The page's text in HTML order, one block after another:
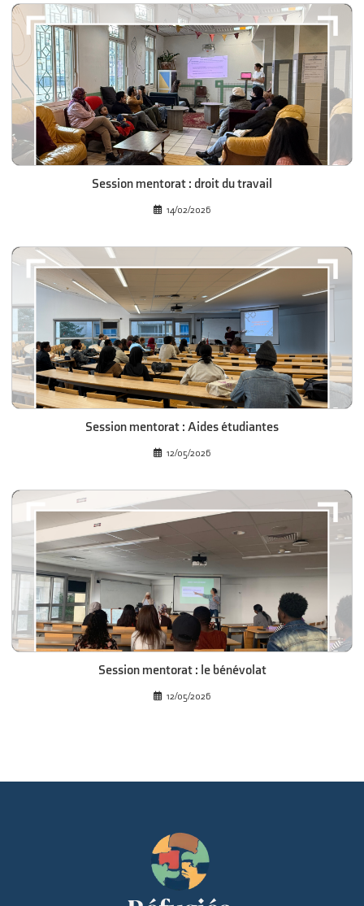
Session mentorat : droit du travail
14/02/2026
Session mentorat : Aides étudiantes
12/05/2026
Session mentorat : le bénévolat
12/05/2026